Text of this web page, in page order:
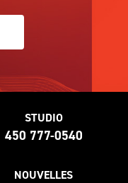
STUDIO
450 777-0540
NOUVELLES